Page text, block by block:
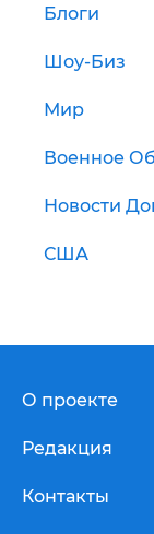
Блоги
Шоу-Биз
Мир
Военное
Новости
США
О проекте
Редакция
Контакты